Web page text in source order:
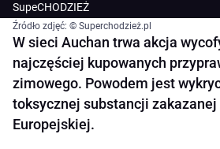
SupeCHODZIEŻ
Źródło zdjęć: © Superchodzież.pl
W sieci Auchan trwa akcja
najczęściej kupowanych
zimowego. Powodem jest
toksycznej substancji zakazanej
Europejskiej.